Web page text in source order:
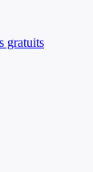
gratuits